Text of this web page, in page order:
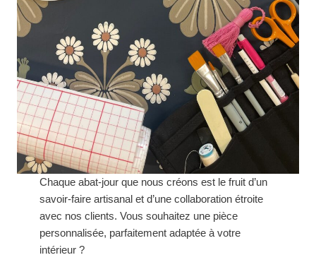
Chaque abat-jour que nous créons est le fruit d’un
savoir-faire artisanal et d’une collaboration étroite
avec nos clients. Vous souhaitez une pièce
personnalisée, parfaitement adaptée à votre
intérieur ?